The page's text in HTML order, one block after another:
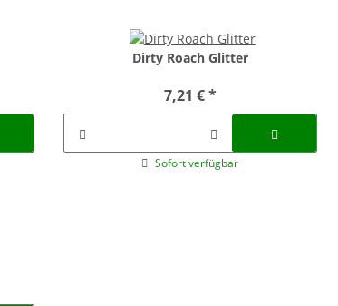
Dirty Roach Glitter
7,21 €*
Sofort verfügbar